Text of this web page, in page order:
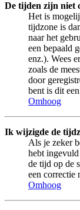
De tijden zijn niet
Het is
tijdzone is
naar het
een bepaald
enz.). Wees
zoals de
door
bent is dit
Omhoog
Ik wijzigde de
Als je zeker
hebt
de tijd op de
een correctie
Omhoog